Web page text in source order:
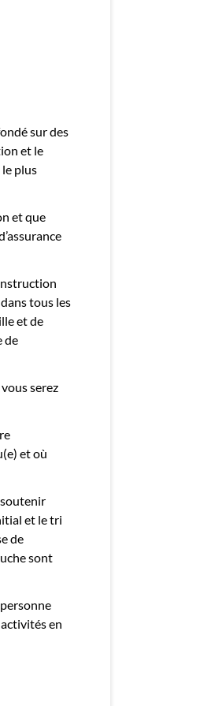
sur des
et le
le plus
et que
tous les
et de
de
serez
et où
et le tri
de
sont
en